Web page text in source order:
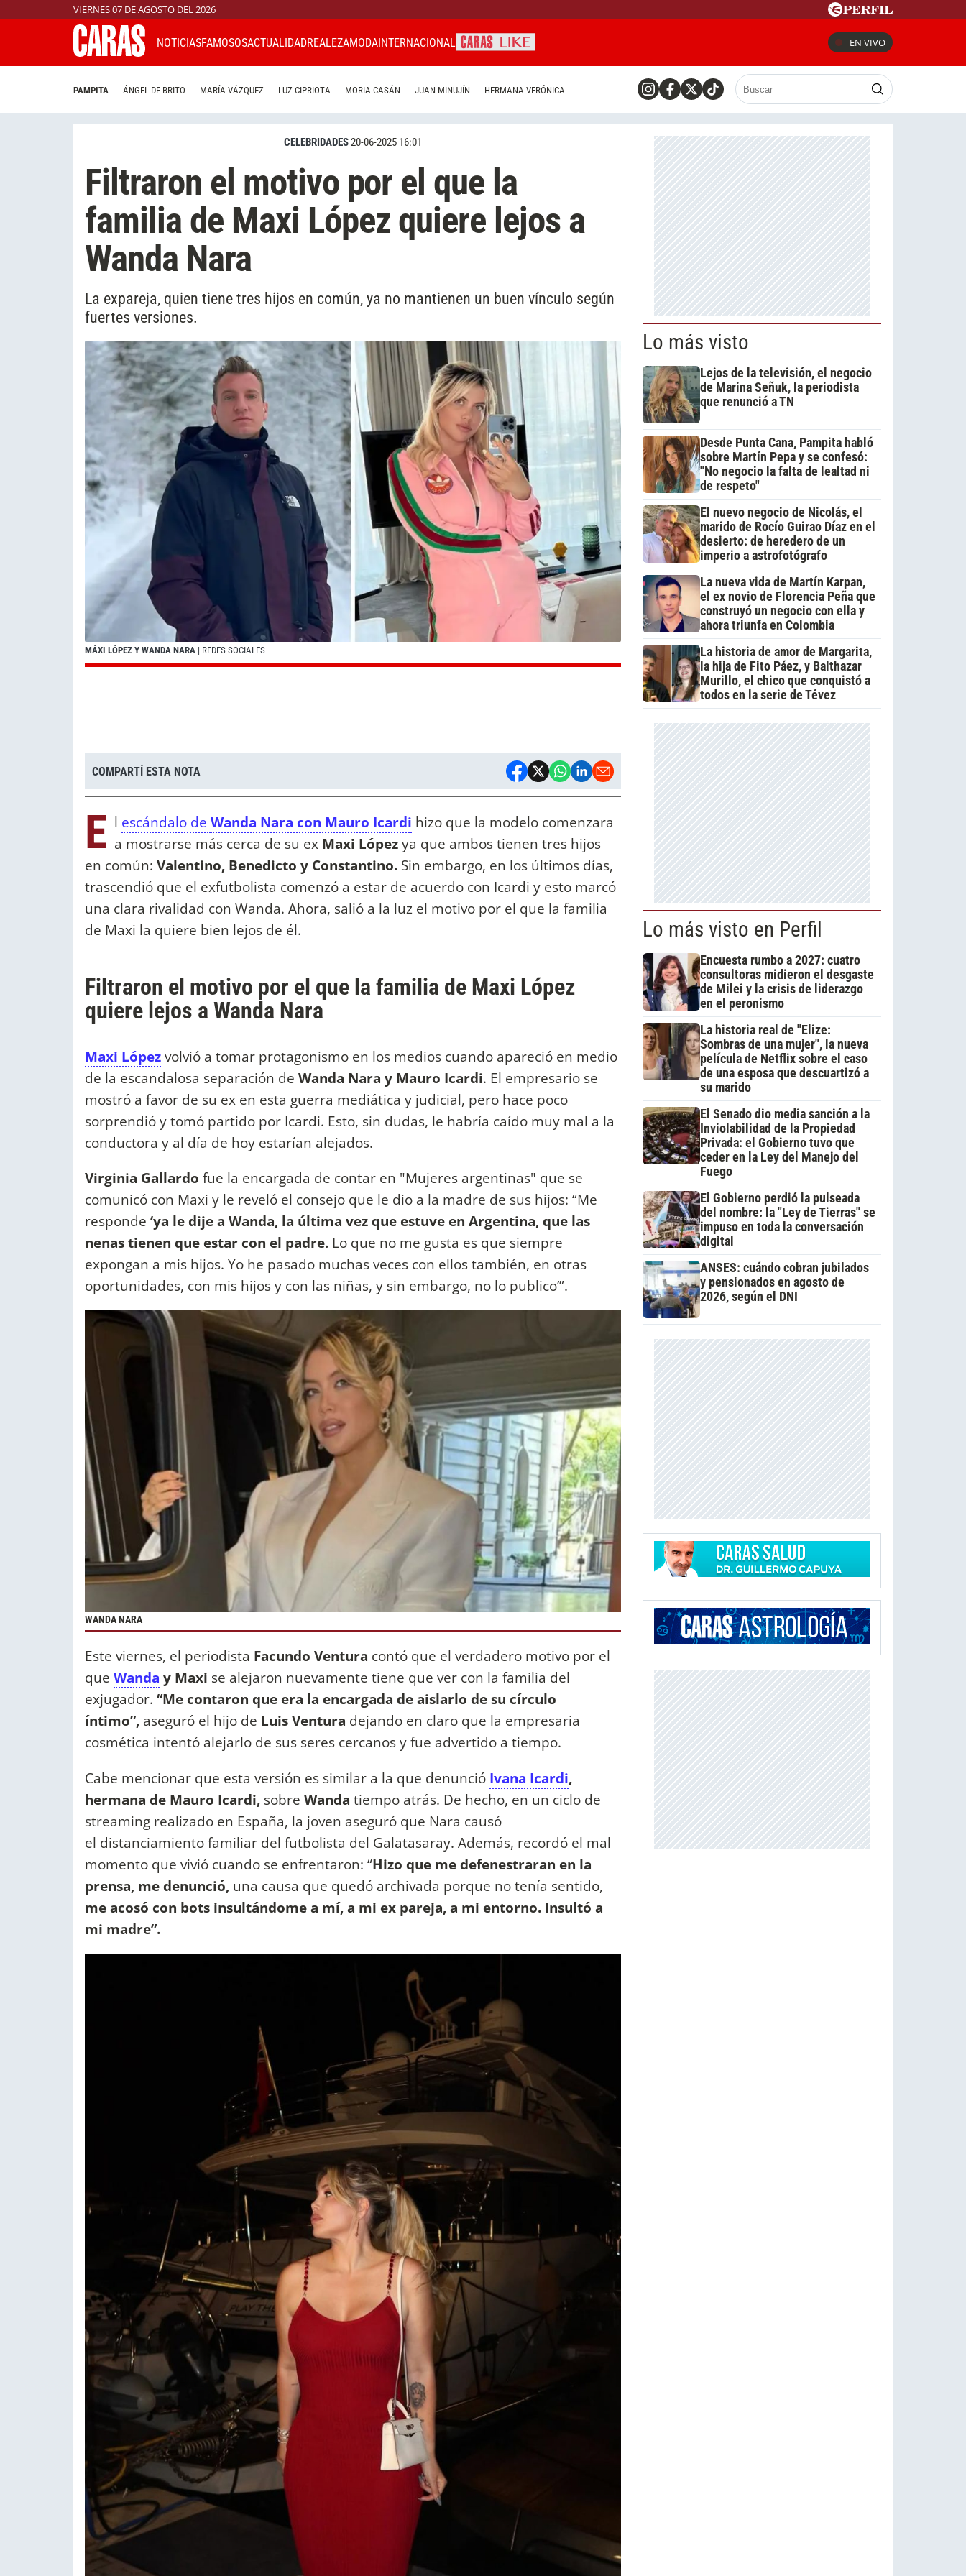
VIERNES 07 DE AGOSTO DEL 2026
NOTICIASFAMOSOSACTUALIDADREALEZAMODAINTERNACIONAL EN VIVO
PAMPITA ÁNGEL DE BRITO MARÍA VÁZQUEZ LUZ CIPRIOTA MORIA CASÁN JUAN MINUJÍN HERMANA VERÓNICA
CELEBRIDADES20-06-2025 16:01
Filtraron el motivo por el que la
familia de Maxi López quiere lejos a
Wanda Nara
La expareja, quien tiene tres hijos en común, ya no mantienen un buen vínculo según
fuertes versiones.
MÁXI LÓPEZ Y WANDA NARA | REDES SOCIALES
COMPARTÍ ESTA NOTA
E l escándalo de Wanda Nara con Mauro Icardi hizo que la modelo comenzara
a mostrarse más cerca de su ex Maxi Lópezya que ambos tienen tres hijos
en común: Valentino, Benedicto y Constantino. Sin embargo, en los últimos días,
trascendió que el exfutbolista comenzó a estar de acuerdo con Icardi y esto marcó
una clara rivalidad con Wanda. Ahora, salió a la luz el motivo por el que la familia
de Maxi la quiere bien lejos de él.
Filtraron el motivo por el que la familia de Maxi López
quiere lejos a Wanda Nara
Maxi Lópezvolvió a tomar protagonismo en los medios cuando apareció en medio
de la escandalosa separación de Wanda Nara y Mauro Icardi. El empresario se
mostró a favor de su ex en esta guerra mediática y judicial, pero hace poco
sorprendió y tomó partido por Icardi. Esto, sin dudas, le habría caído muy mal a la
conductora y al día de hoy estarían alejados.
Virginia Gallardo fue la encargada de contar en "Mujeres argentinas" que se
comunicó con Maxi y le reveló el consejo que le dio a la madre de sus hijos: “Me
responde ‘ya le dije a Wanda, la última vez que estuve en Argentina, que las
nenas tienen que estar con el padre. Lo que no me gusta es que siempre
expongan a mis hijos. Yo he pasado muchas veces con ellos también, en otras
oportunidades, con mis hijos y con las niñas, y sin embargo, no lo publico’”.
WANDA NARA
Este viernes, el periodista Facundo Ventura contó que el verdadero motivo por el
que Wanda y Maxi se alejaron nuevamente tiene que ver con la familia del
exjugador. “Me contaron que era la encargada de aislarlo de su círculo
íntimo”, aseguró el hijo de Luis Ventura dejando en claro que la empresaria
cosmética intentó alejarlo de sus seres cercanos y fue advertido a tiempo.
Cabe mencionar que esta versión es similar a la que denunció Ivana Icardi,
hermana de Mauro Icardi, sobre Wanda tiempo atrás. De hecho, en un ciclo de
streaming realizado en España, la joven aseguró que Nara causó
el distanciamiento familiar del futbolista del Galatasaray. Además, recordó el mal
momento que vivió cuando se enfrentaron: “Hizo que me defenestraran en la
prensa, me denunció, una causa que quedó archivada porque no tenía sentido,
me acosó con bots insultándome a mí, a mi ex pareja, a mi entorno. Insultó a
mi madre”.
Lo más visto
Lejos de la televisión, el negocio
de Marina Señuk, la periodista
que renunció a TN
Desde Punta Cana, Pampita habló
sobre Martín Pepa y se confesó:
"No negocio la falta de lealtad ni
de respeto"
El nuevo negocio de Nicolás, el
marido de Rocío Guirao Díaz en el
desierto: de heredero de un
imperio a astrofotógrafo
La nueva vida de Martín Karpan,
el ex novio de Florencia Peña que
construyó un negocio con ella y
ahora triunfa en Colombia
La historia de amor de Margarita,
la hija de Fito Páez, y Balthazar
Murillo, el chico que conquistó a
todos en la serie de Tévez
Lo más visto en Perfil
Encuesta rumbo a 2027: cuatro
consultoras midieron el desgaste
de Milei y la crisis de liderazgo
en el peronismo
La historia real de "Elize:
Sombras de una mujer", la nueva
película de Netflix sobre el caso
de una esposa que descuartizó a
su marido
El Senado dio media sanción a la
Inviolabilidad de la Propiedad
Privada: el Gobierno tuvo que
ceder en la Ley del Manejo del
Fuego
El Gobierno perdió la pulseada
del nombre: la "Ley de Tierras" se
impuso en toda la conversación
digital
ANSES: cuándo cobran jubilados
y pensionados en agosto de
2026, según el DNI